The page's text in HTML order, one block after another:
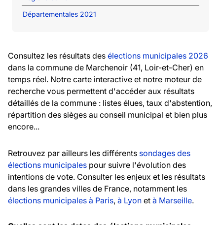
Départementales 2021
Consultez les résultats des élections municipales 2026
dans la commune de Marchenoir (41, Loir-et-Cher) en
temps réel. Notre carte interactive et notre moteur de
recherche vous permettent d'accéder aux résultats
détaillés de la commune : listes élues, taux d'abstention,
répartition des sièges au conseil municipal et bien plus
encore...
Retrouvez par ailleurs les différents sondages des
élections municipales pour suivre l'évolution des
intentions de vote. Consulter les enjeux et les résultats
dans les grandes villes de France, notamment les
élections municipales à Paris, à Lyon et à Marseille.